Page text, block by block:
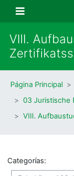
Panel
VIII.
Página Principal
03 Juristische
VIII.
Categorías: